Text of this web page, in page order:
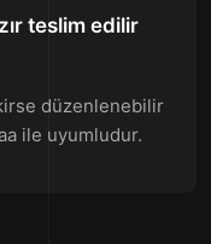
teslim edilir
düzenlenebilir
ile uyumludur.